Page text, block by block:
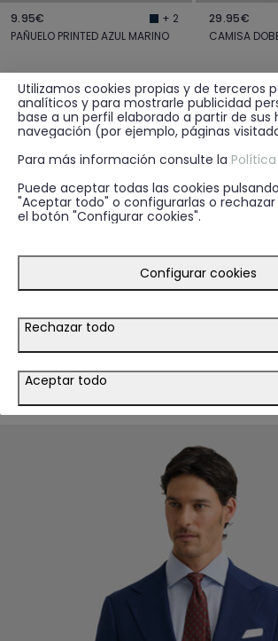
9.95€
+ 2
PAÑUELO PRINTED AZUL MARINO
29.95€
15.95€
GEMELOS NUDO METAL GRIS
CAMISA
Utilizamos cookies propias y de terceros
analíticos y para mostrarle publicidad
base a un perfil elaborado a partir de sus
navegación (por ejemplo, páginas
Para más información consulte la
Puede aceptar todas las cookies
"Aceptar todo" o configurarlas o rechazar
el botón "Configurar cookies".
Configurar cookies
Rechazar todo
Aceptar todo